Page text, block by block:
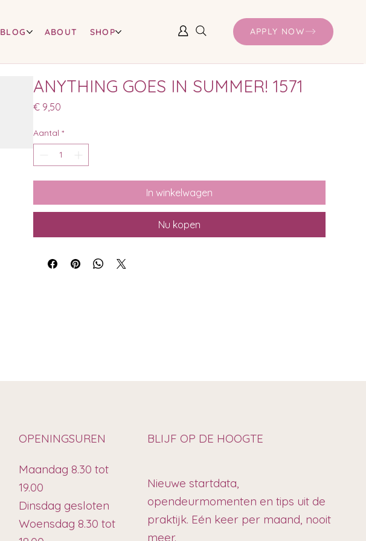
BLOG ABOUT SHOP APPLY NOW
ANYTHING GOES IN SUMMER! 1571
€ 9,50Prijs
Aantal *
In winkelwagen
Nu kopen
Maandag 8.30 tot
19.00
Dinsdag gesloten
Woensdag 8.30 tot
OPENINGSUREN BLIJF OP DE HOOGTE
Nieuwe startdata,
opendeurmomenten en tips uit de
praktijk. Eén keer per maand, nooit
meer.